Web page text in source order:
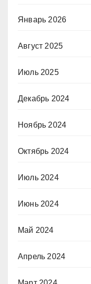
Январь 2026
Август 2025
Июль 2025
Декабрь 2024
Ноябрь 2024
Октябрь 2024
Июль 2024
Июнь 2024
Май 2024
Апрель 2024